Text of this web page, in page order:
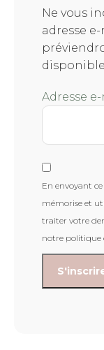
Ne vous
adresse
disponible.
Adresse e-
En envoyant
mémorise et
traiter votre
notre politique